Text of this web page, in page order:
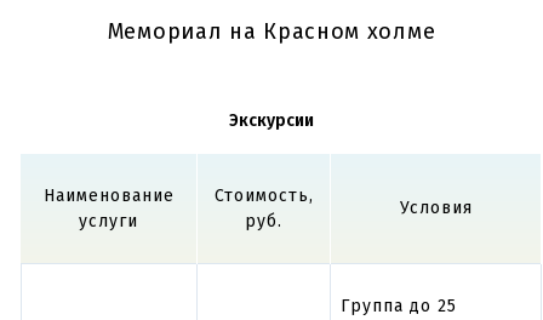
Билет «Сельские забавы на Конном
Мемориал на Красном холме
Экскурсии
Наименование
услуги
Стоимость,
руб.
Условия
Группа до 25